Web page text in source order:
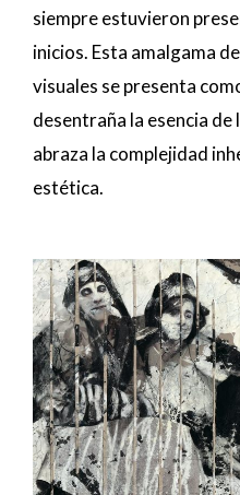
siempre estuvieron
inicios. Esta amalgama
visuales se presenta
desentraña la esencia
abraza la complejidad
estética.